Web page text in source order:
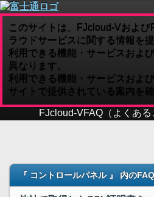
このサイトは、FJcloud-Vおよ
ラウドサービスに関する情報を
利用できる機能・サービスおよ
異なります。
利用できる機能・サービスおよ
サイトで提供されている案内を
FJcloud-VFAQ（よくある
『 コントロールパネル 』 内のFAQ